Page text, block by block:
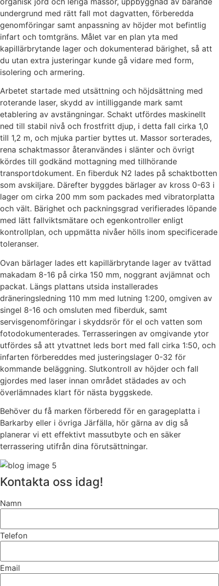
undergrund med rätt fall mot dagvatten, förberedda
genomföringar samt anpassning av höjder mot befintlig
infart och tomtgräns. Målet var en plan yta med
kapillärbrytande lager och dokumenterad bärighet, så att
du utan extra justeringar kunde gå vidare med form,
isolering och armering.
Arbetet startade med utsättning och höjdsättning med
roterande laser, skydd av intilliggande mark samt
etablering av avstängningar. Schakt utfördes maskinellt
ned till stabil nivå och frostfritt djup, i detta fall cirka 1,0
till 1,2 m, och mjuka partier byttes ut. Massor sorterades,
rena schaktmassor återanvändes i slänter och övrigt
kördes till godkänd mottagning med tillhörande
transportdokument. En fiberduk N2 lades på schaktbotten
som avskiljare. Därefter byggdes bärlager av kross 0-63 i
lager om cirka 200 mm som packades med vibratorplatta
och vält. Bärighet och packningsgrad verifierades löpande
med lätt fallviktsmätare och egenkontroller enligt
kontrollplan, och uppmätta nivåer hölls inom specificerade
toleranser.
Ovan bärlager lades ett kapillärbrytande lager av tvättad
makadam 8-16 på cirka 150 mm, noggrant avjämnat och
packat. Längs plattans utsida installerades
dräneringsledning 110 mm med lutning 1:200, omgiven av
singel 8-16 och omsluten med fiberduk, samt
servisgenomföringar i skyddsrör för el och vatten som
fotodokumenterades. Terrasseringen av omgivande ytor
utfördes så att ytvattnet leds bort med fall cirka 1:50, och
infarten förbereddes med justeringslager 0-32 för
kommande beläggning. Slutkontroll av höjder och fall
gjordes med laser innan området städades av och
överlämnades klart för nästa byggskede.
Behöver du få marken förberedd för en garageplatta i
Barkarby eller i övriga Järfälla, hör gärna av dig så
planerar vi ett effektivt massutbyte och en säker
terrassering utifrån dina förutsättningar.
Kontakta oss idag!
Namn
Telefon
Email